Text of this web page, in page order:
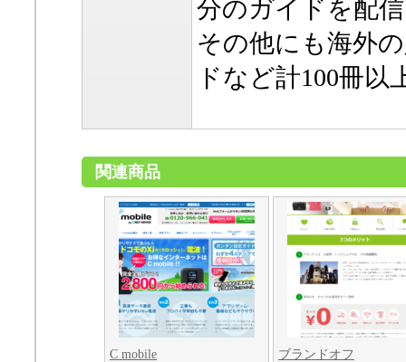
分のガイドを配
その他にも海外
ドなど計100冊以
関連商品
C mobile ブランドオフ